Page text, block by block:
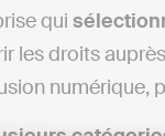
qui
les droits